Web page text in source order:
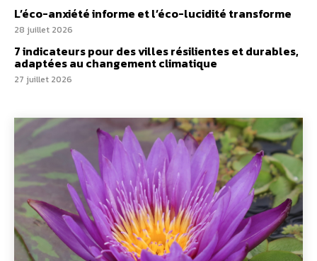
L’éco-anxiété informe et l’éco-lucidité transforme
28 juillet 2026
7 indicateurs pour des villes résilientes et durables,
adaptées au changement climatique
27 juillet 2026